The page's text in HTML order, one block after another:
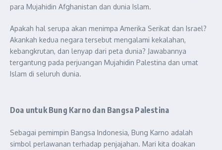
para Mujahidin Afghanistan dan dunia Islam.
Apakah hal serupa akan menimpa Amerika Serikat dan Israel?
Akankah kedua negara tersebut mengalami kekalahan,
kebangkrutan, dan lenyap dari peta dunia? Jawabannya
tergantung pada perjuangan Mujahidin Palestina dan umat
Islam di seluruh dunia.
Doa untuk Bung Karno dan Bangsa Palestina
Sebagai pemimpin Bangsa Indonesia, Bung Karno adalah
simbol perlawanan terhadap penjajahan. Mari kita doakan